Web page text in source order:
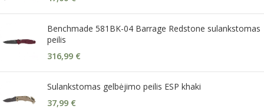
Benchmade 581BK-04 Barrage Redstone sulankstomas
peilis
316,99 €
Sulankstomas gelbėjimo peilis ESP khaki
37,99 €